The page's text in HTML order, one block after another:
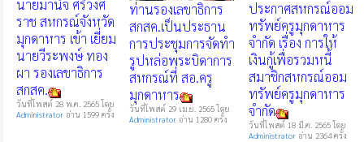
นายมานิจ ศรีวงศ์
ราช สหกรณ์จังหวัด
มุกดาหาร เข้า เยี่ยม
นายวีระพงษ์ ทอง
ผา รองเลขาธิการ
สกสค.
วันที่โพสต์ 28 พ.ค. 2565 โดย
Administrator อ่าน 1599 ครั้ง
ท่านรองเลขาธิการ
สกสค.เป็นประธาน
การประชุมการจัดทำ
รูปหล่อพระบิดาการ
สหกรณ์ที่ สอ.ครู
มุกดาหาร
วันที่โพสต์ 29 เม.ย. 2565 โดย
Administrator อ่าน 1280 ครั้ง
ประกาศสหกรณ์ออม
ทรัพย์ครูมุกดาหาร
จำกัด เรื่อง การให้
เงินกู้เพื่อรวมหนี้
สมาชิกสหกรณ์ออม
ทรัพย์ครูมุกดาหาร
จำกัด
วันที่โพสต์ 18 มี.ค. 2565 โดย
Administrator อ่าน 2364 ครั้ง